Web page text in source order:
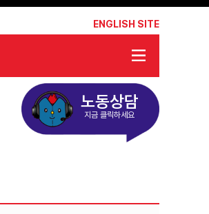
ENGLISH SITE
노동상담
지금 클릭하세요